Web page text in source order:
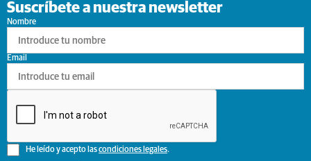
Suscríbete a nuestra newsletter
Nombre
He leído y acepto lascondiciones legales.
Email